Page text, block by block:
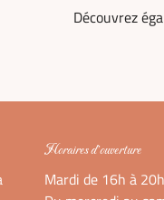
Découvrez
Horaires d'ouverture
Mardi de 16h à 20h